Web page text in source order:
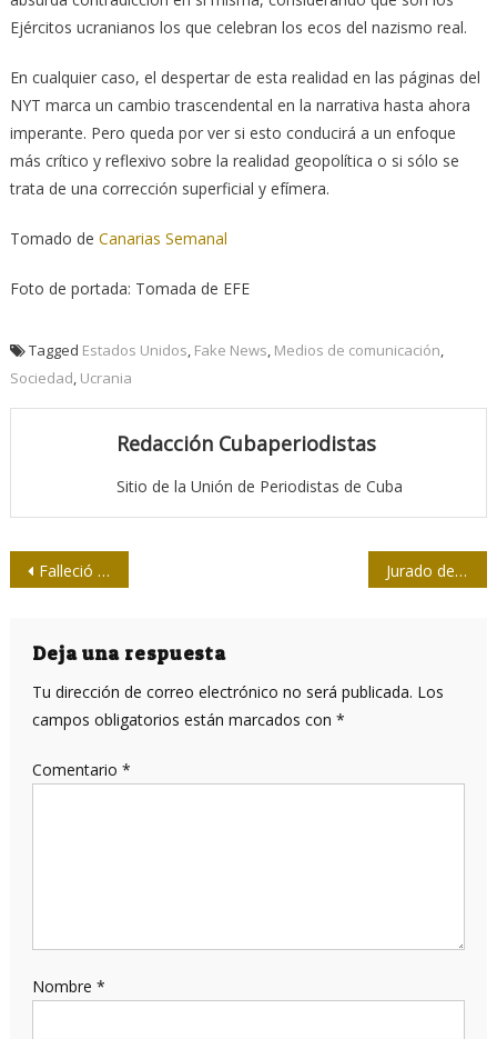
Ejércitos ucranianos los que celebran los ecos del nazismo real.
En cualquier caso, el despertar de esta realidad en las páginas del
NYT marca un cambio trascendental en la narrativa hasta ahora
imperante. Pero queda por ver si esto conducirá a un enfoque
más crítico y reflexivo sobre la realidad geopolítica o si sólo se
trata de una corrección superficial y efímera.
Tomado de Canarias Semanal
Foto de portada: Tomada de EFE
Tagged Estados Unidos Fake News Medios de comunicación
Sociedad Ucrania
Redacción Cubaperiodistas
Sitio de la Unión de Periodistas de Cuba
Navegación
entradas
Falleció el periodista cienfueguero Ramón Barreras Ferrán Jurado del Concurso 26 de Julio
Deja una respuesta
Tu dirección de correo electrónico no será publicada. Los
campos obligatorios están marcados con *
Comentario *
Nombre *